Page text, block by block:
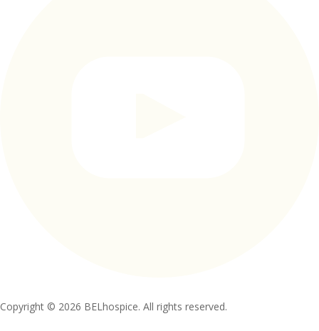
Copyright © 2026 BELhospice. All rights reserved.